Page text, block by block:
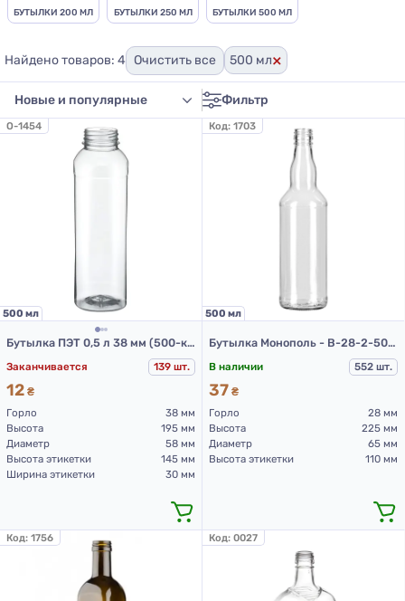
БУТЫЛКИ 200 МЛ БУТЫЛКИ 250 МЛ БУТЫЛКИ 500 МЛ
Найдено товаров: 4 Очистить все 500 мл×
Фильтр
O-1454
500 мл
Бутылка ПЭТ 0,5 л 38 мм (500-квадрат-215пр)
Заканчивается 139 шт.
12 ₴
Горло
38 мм
Высота
195 мм
Диаметр
58 мм
Высота этикетки
145 мм
Ширина этикетки
30 мм
Код: 1703
500 мл
Бутылка Монополь - В-28-2-500 (стеклянные бутылки 0,5 л)
В наличии 552 шт.
37 ₴
Горло
28 мм
Высота
225 мм
Диаметр
65 мм
Высота этикетки
110 мм
Код: 1756 Код: 0027